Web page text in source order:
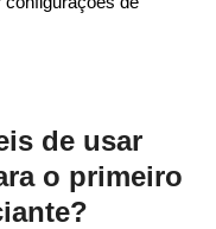
de usar
o primeiro